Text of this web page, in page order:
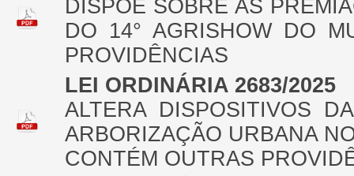
DISPÕE SOBRE AS
DO 14° AGRISHOW DO
PROVIDÊNCIAS
LEI ORDINÁRIA 2683/2025
ALTERA DISPOSITIVOS
ARBORIZAÇÃO URBANA
CONTÉM OUTRAS